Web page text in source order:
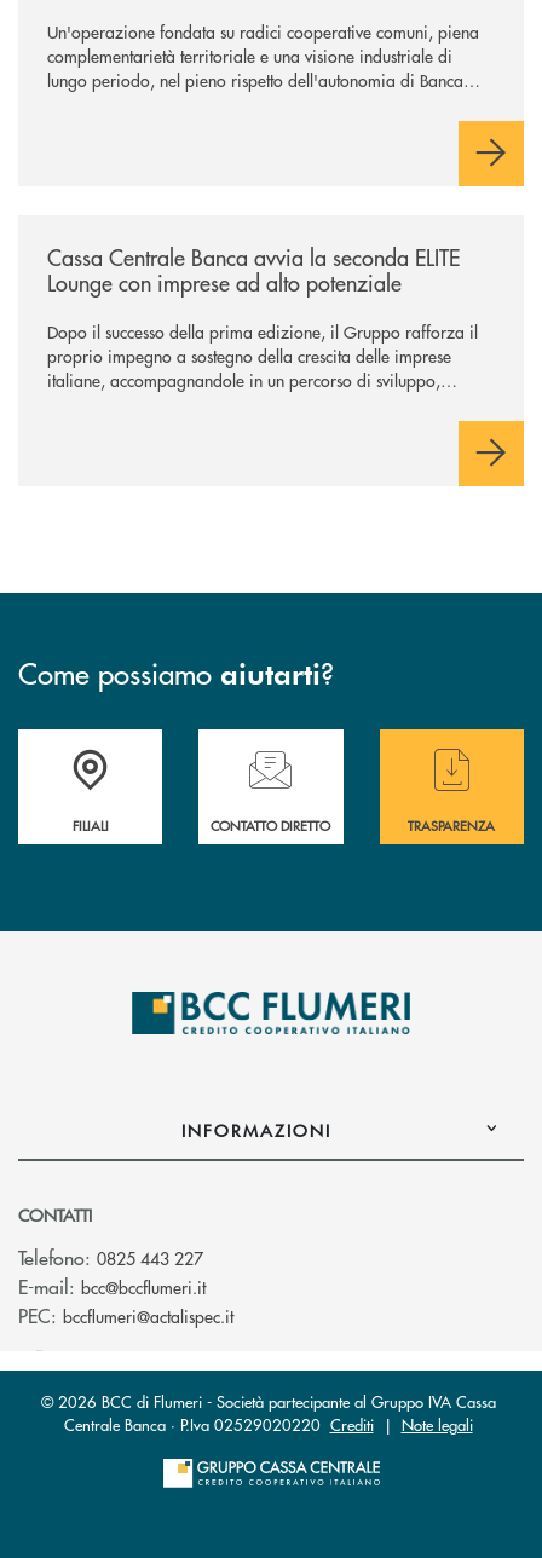
Un'operazione fondata su radici cooperative comuni, piena
complementarietà territoriale e una visione industriale di
lungo periodo, nel pieno rispetto dell'autonomia di Banca
negoziazione esclusiva per la finalizzazione dell’operazione.
Cassa Centrale Banca avvia la seconda ELITE
Lounge con imprese ad alto potenziale
Dopo il successo della prima edizione, il Gruppo rafforza il
proprio impegno a sostegno della crescita delle imprese
italiane, accompagnandole in un percorso di sviluppo,
Come possiamo aiutarti?
Trova la filiale più vicina a te
FILIALI
Hai bisogno di assistenza immediata ?
CONTATTO DIRETTO
Hai bisogno di
TRASPARENZA
INFORMAZIONI
CONTATTI
Telefono: 0825 443 227
E-mail: bcc@bccflumeri.it(si apre l’app di posta elettronica)
PEC: bccflumeri@actalispec.it(si apre l’app di posta elettronica)
© 2026 BCC di Flumeri - Società partecipante al Gruppo IVA Cassa
Centrale Banca · P.Iva 02529020220 Crediti| Note legali